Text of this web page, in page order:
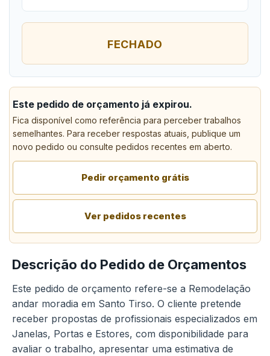
FECHADO
Este pedido de orçamento já expirou.
Fica disponível como referência para perceber trabalhos
semelhantes. Para receber respostas atuais, publique um
novo pedido ou consulte pedidos recentes em aberto.
Pedir orçamento grátis
Ver pedidos recentes
Descrição do Pedido de Orçamentos
Este pedido de orçamento refere-se a Remodelação
andar moradia em Santo Tirso. O cliente pretende
receber propostas de profissionais especializados em
Janelas, Portas e Estores, com disponibilidade para
avaliar o trabalho, apresentar uma estimativa de